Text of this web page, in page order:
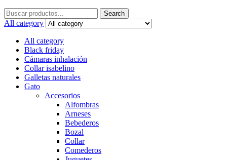
Search
for:
Search
All category
All category
Black friday
Cámaras inhalación
Collar isabelino
Galletas naturales
Gato
Accesorios
Alfombras
Arneses
Bebederos
Bozal
Collar
Comederos